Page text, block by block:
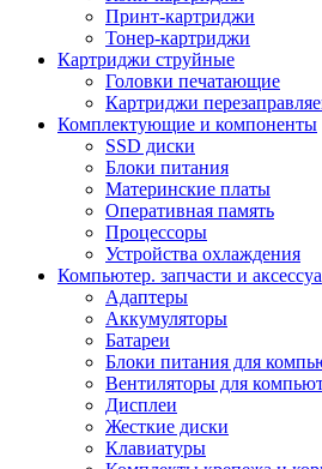
Принт-картриджи
Тонер-картриджи
Картриджи струйные
Головки печатающие
Картриджи
Комплектующие и компоненты
SSD диски
Блоки питания
Материнские платы
Оперативная память
Процессоры
Устройства охлаждения
Компьютер. запчасти и
Адаптеры
Аккумуляторы
Батареи
Блоки питания для
Вентиляторы для
Дисплеи
Жесткие диски
Клавиатуры